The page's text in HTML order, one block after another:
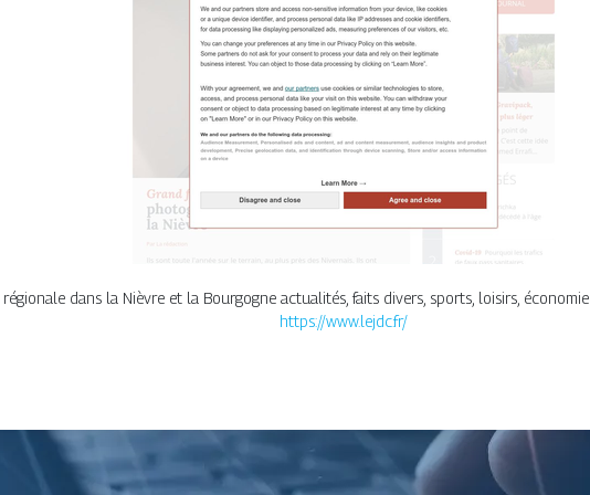
dans la Nièvre et la Bourgogne actualités, faits divers, sports, loisirs, économie
https://www.lejdc.fr/